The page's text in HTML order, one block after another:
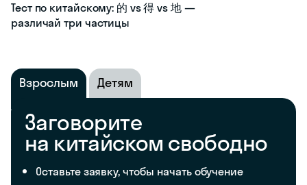
Тест по китайскому: 的 vs 得 vs 地 —
различай три частицы
Взрослым Детям
Заговорите
на китайском свободно
Оставьте заявку, чтобы начать обучение